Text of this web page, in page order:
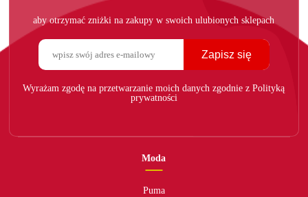
aby otrzymać zniżki na zakupy w swoich ulubionych sklepach
Zapisz się
Wyrażam zgodę na przetwarzanie moich danych zgodnie z Polityką
prywatności
Moda
Puma